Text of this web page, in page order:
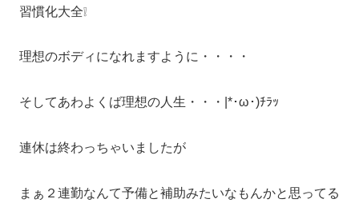
習慣化大全❕
理想のボディになれますように・・・・
そしてあわよくば理想の人生・・・|*･ω･)ﾁﾗｯ
連休は終わっちゃいましたが
まぁ２連勤なんて予備と補助みたいなもんかと思ってる